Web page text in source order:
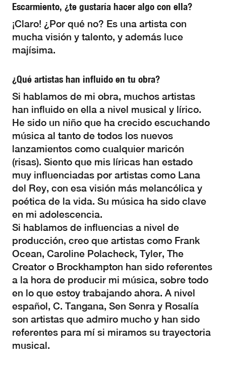
Escarmiento, ¿te gustaría hacer algo con ella?
¡Claro! ¿Por qué no? Es una artista con
mucha visión y talento, y además luce
majísima.
¿Qué artistas han influido en tu obra?
Si hablamos de mi obra, muchos artistas
han influido en ella a nivel musical y lírico.
He sido un niño que ha crecido escuchando
música al tanto de todos los nuevos
lanzamientos como cualquier maricón
(risas). Siento que mis líricas han estado
muy influenciadas por artistas como Lana
del Rey, con esa visión más melancólica y
poética de la vida. Su música ha sido clave
en mi adolescencia.
Si hablamos de influencias a nivel de
producción, creo que artistas como Frank
Ocean, Caroline Polacheck, Tyler, The
Creator o Brockhampton han sido referentes
a la hora de producir mi música, sobre todo
en lo que estoy trabajando ahora. A nivel
español, C. Tangana, Sen Senra y Rosalía
son artistas que admiro mucho y han sido
referentes para mí si miramos su trayectoria
musical.